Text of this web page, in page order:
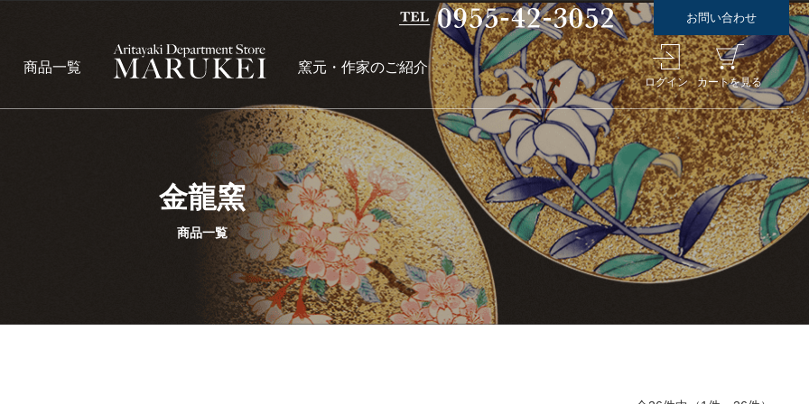
お問い合わせ
商品一覧 窯元・作家のご紹介
ログイン カートを見る
金龍窯
商品一覧